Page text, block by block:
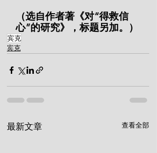
（选自作者著《对“得救信
心”的研究》，标题另加。）
宾克
宾克
最新文章 查看全部